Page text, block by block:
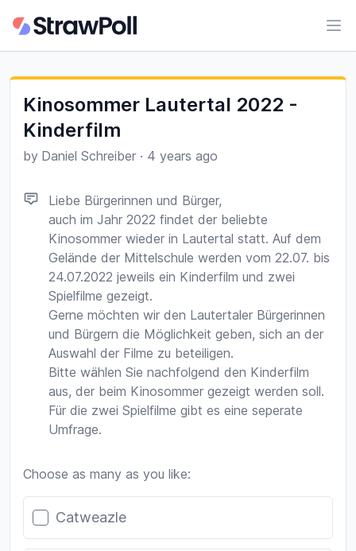
Kinosommer Lautertal 2022 -
Kinderfilm
by Daniel Schreiber · 4 years ago
Liebe Bürgerinnen und Bürger,
auch im Jahr 2022 findet der beliebte
Kinosommer wieder in Lautertal statt. Auf dem
Gelände der Mittelschule werden vom 22.07. bis
24.07.2022 jeweils ein Kinderfilm und zwei
Spielfilme gezeigt.
Gerne möchten wir den Lautertaler Bürgerinnen
und Bürgern die Möglichkeit geben, sich an der
Auswahl der Filme zu beteiligen.
Bitte wählen Sie nachfolgend den Kinderfilm
aus, der beim Kinosommer gezeigt werden soll.
Für die zwei Spielfilme gibt es eine seperate
Umfrage.
Choose as many as you like:
Poll options
Catweazle